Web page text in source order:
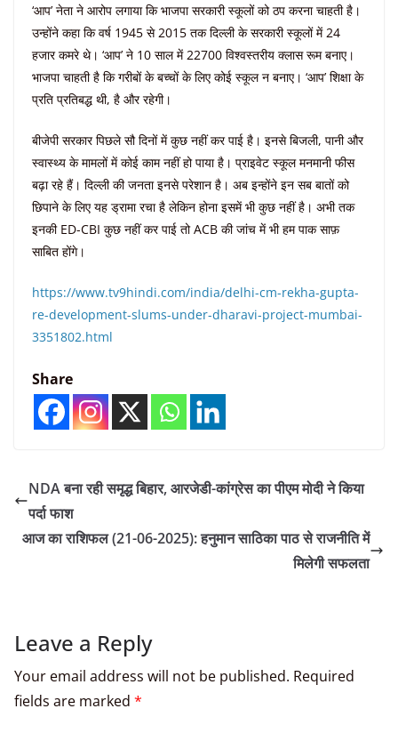
‘आप’ नेता ने आरोप लगाया कि भाजपा सरकारी स्कूलों को ठप करना चाहती है।
उन्होंने कहा कि वर्ष 1945 से 2015 तक दिल्ली के सरकारी स्कूलों में 24
हजार कमरे थे। ‘आप’ ने 10 साल में 22700 विश्वस्तरीय क्लास रूम बनाए।
भाजपा चाहती है कि गरीबों के बच्चों के लिए कोई स्कूल न बनाए। ‘आप’ शिक्षा के
प्रति प्रतिबद्ध थी, है और रहेगी।
बीजेपी सरकार पिछले सौ दिनों में कुछ नहीं कर पाई है। इनसे बिजली, पानी और
स्वास्थ्य के मामलों में कोई काम नहीं हो पाया है। प्राइवेट स्कूल मनमानी फीस
बढ़ा रहे हैं। दिल्ली की जनता इनसे परेशान है। अब इन्होंने इन सब बातों को
छिपाने के लिए यह ड्रामा रचा है लेकिन होना इसमें भी कुछ नहीं है। अभी तक
इनकी ED-CBI कुछ नहीं कर पाई तो ACB की जांच में भी हम पाक साफ़
साबित होंगे।
https://www.tv9hindi.com/india/delhi-cm-rekha-gupta-
re-development-slums-under-dharavi-project-mumbai-
3351802.html
Share
NDA बना रही समृद्ध बिहार, आरजेडी-कांग्रेस का पीएम मोदी ने किया
पर्दा फाश
आज का राशिफल (21-06-2025): हनुमान साठिका पाठ से राजनीति में
मिलेगी सफलता
Leave a Reply
Your email address will not be published. Required
fields are marked *